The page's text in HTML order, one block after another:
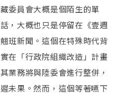
委員會大概是個陌生的單
，大概也只是停留在《壹週
班新聞。這個在特殊時代背
在「行政院組織改造」計畫
業務將與陸委會進行整併，
未果。然而，這個等著嚥下